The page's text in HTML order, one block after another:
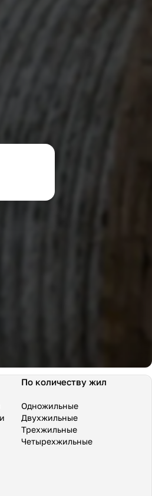
По количеству жил
Одножильные
Двухжильные
Трехжильные
Четырехжильные